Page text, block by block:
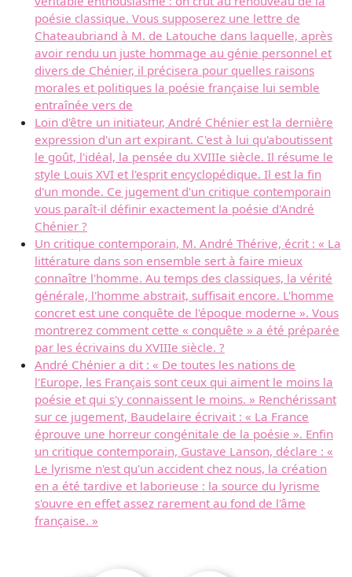
poésie classique. Vous supposerez une lettre de
Chateaubriand à M. de Latouche dans laquelle, après
avoir rendu un juste hommage au génie personnel et
divers de Chénier, il précisera pour quelles raisons
morales et politiques la poésie française lui semble
entraînée vers de
Loin d'être un initiateur, André Chénier est la dernière
expression d'un art expirant. C'est à lui qu'aboutissent
le goût, l'idéal, la pensée du XVIIIe siècle. Il résume le
style Louis XVI et l'esprit encyclopédique. Il est la fin
d'un monde. Ce jugement d'un critique contemporain
vous paraît-il définir exactement la poésie d'André
Chénier ?
Un critique contemporain, M. André Thérive, écrit : « La
littérature dans son ensemble sert à faire mieux
connaître l'homme. Au temps des classiques, la vérité
générale, l'homme abstrait, suffisait encore. L'homme
concret est une conquête de l'époque moderne ». Vous
montrerez comment cette « conquête » a été préparée
par les écrivains du XVIIIe siècle. ?
André Chénier a dit : « De toutes les nations de
l'Europe, les Français sont ceux qui aiment le moins la
poésie et qui s'y connaissent le moins. » Renchérissant
sur ce jugement, Baudelaire écrivait : « La France
éprouve une horreur congénitale de la poésie ». Enfin
un critique contemporain, Gustave Lanson, déclare : «
Le lyrisme n'est qu'un accident chez nous, la création
en a été tardive et laborieuse : la source du lyrisme
s'ouvre en effet assez rarement au fond de l'âme
française. »